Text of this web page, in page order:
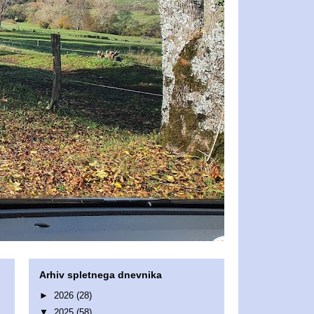
Arhiv spletnega dnevnika
► 2026 (28)